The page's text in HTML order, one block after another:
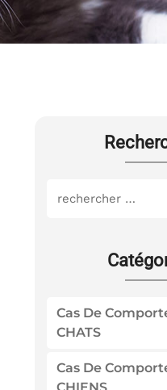
Cas De
CHATS
Cas De
CHIENS